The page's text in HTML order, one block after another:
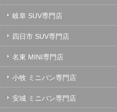
岐阜 SUV専門店
四日市 SUV専門店
名東 MINI専門店
小牧 ミニバン専門店
安城 ミニバン専門店